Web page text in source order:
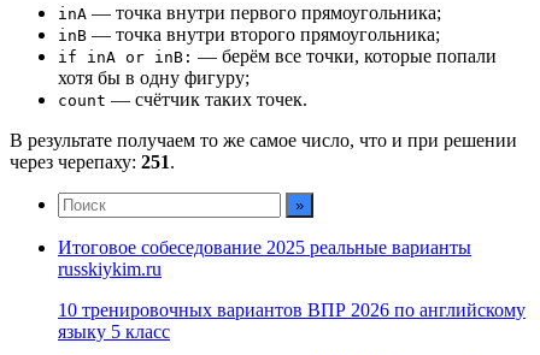
inA — точка внутри первого прямоугольника;
inB — точка внутри второго прямоугольника;
if inA or inB: — берём все точки, которые попали
хотя бы в одну фигуру;
count — счётчик таких точек.
В результате получаем то же самое число, что и при решении
через черепаху: 251.
Итоговое собеседование 2025 реальные варианты
russkiykim.ru
10 тренировочных вариантов ВПР 2026 по английскому
языку 5 класс